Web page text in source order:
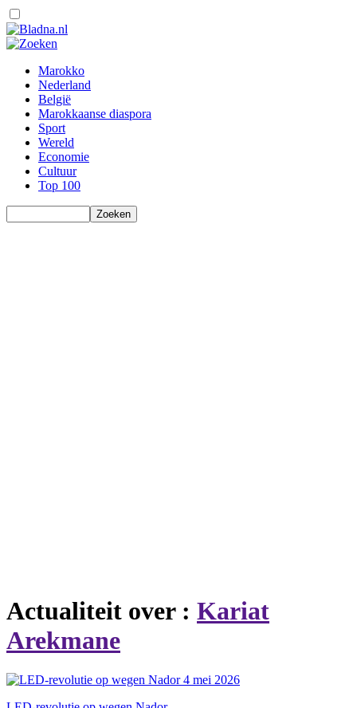
Marokko
Nederland
België
Marokkaanse diaspora
Sport
Wereld
Economie
Cultuur
Top 100
Actualiteit over : Kariat
Arekmane
4 mei 2026